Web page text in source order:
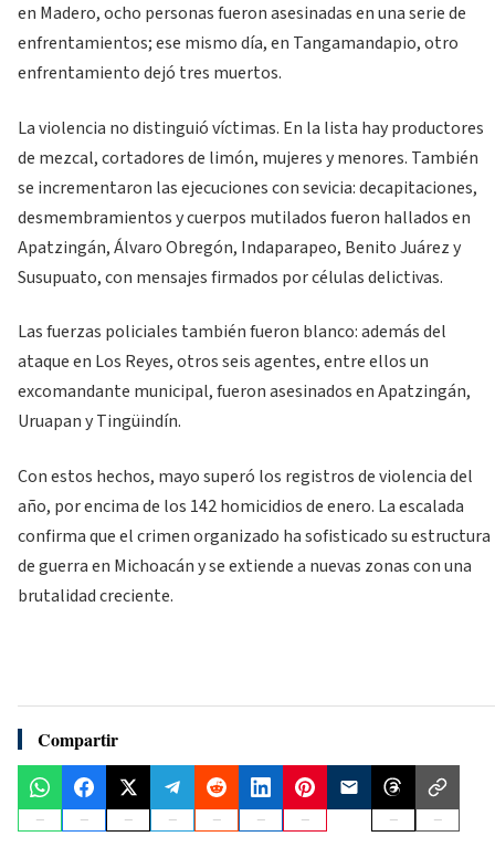
en Madero, ocho personas fueron asesinadas en una serie de
enfrentamientos; ese mismo día, en Tangamandapio, otro
enfrentamiento dejó tres muertos.
La violencia no distinguió víctimas. En la lista hay productores
de mezcal, cortadores de limón, mujeres y menores. También
se incrementaron las ejecuciones con sevicia: decapitaciones,
desmembramientos y cuerpos mutilados fueron hallados en
Apatzingán, Álvaro Obregón, Indaparapeo, Benito Juárez y
Susupuato, con mensajes firmados por células delictivas.
Las fuerzas policiales también fueron blanco: además del
ataque en Los Reyes, otros seis agentes, entre ellos un
excomandante municipal, fueron asesinados en Apatzingán,
Uruapan y Tingüindín.
Con estos hechos, mayo superó los registros de violencia del
año, por encima de los 142 homicidios de enero. La escalada
confirma que el crimen organizado ha sofisticado su estructura
de guerra en Michoacán y se extiende a nuevas zonas con una
brutalidad creciente.
Compartir